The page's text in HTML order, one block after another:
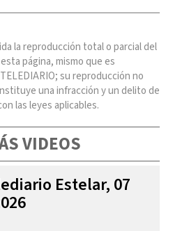
la reproducción total o parcial del
página, mismo que es
su reproducción no
una infracción y un delito de
las leyes aplicables.
VIDEOS
Estelar, 07